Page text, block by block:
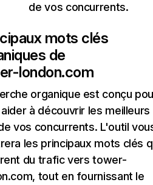
de vos concurrents.
mots clés
de
london.com
organique est conçu
à découvrir les
vos concurrents. L'outil
les principaux mots clés
du trafic vers tower-
tout en fournissant le